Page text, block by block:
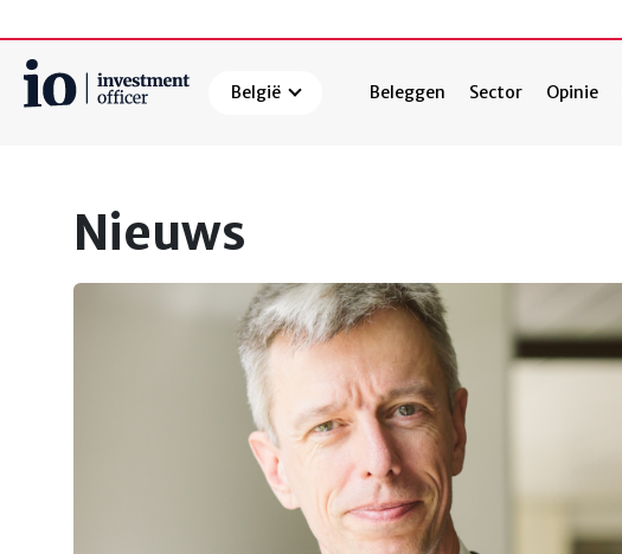
België Beleggen Sector Opinie
Nieuws